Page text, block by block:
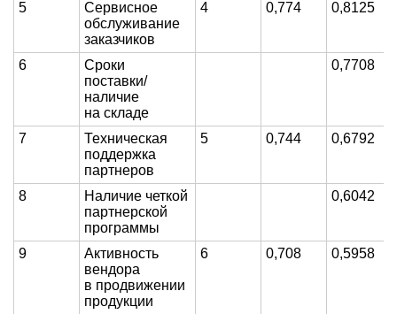
5
Сервисное
обслуживание
заказчиков
4 0,774 0,8125
6
Сроки
поставки/
наличие
на складе
0,7708
7
Техническая
поддержка
партнеров
5 0,744 0,6792
8
Наличие четкой
партнерской
программы
0,6042
9
Активность
вендора
в продвижении
продукции
6 0,708 0,5958